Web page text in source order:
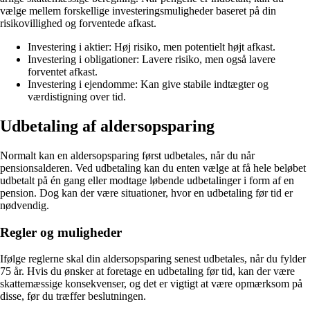
vælge mellem forskellige investeringsmuligheder baseret på din
risikovillighed og forventede afkast.
Investering i aktier: Høj risiko, men potentielt højt afkast.
Investering i obligationer: Lavere risiko, men også lavere
forventet afkast.
Investering i ejendomme: Kan give stabile indtægter og
værdistigning over tid.
Udbetaling af aldersopsparing
Normalt kan en aldersopsparing først udbetales, når du når
pensionsalderen. Ved udbetaling kan du enten vælge at få hele beløbet
udbetalt på én gang eller modtage løbende udbetalinger i form af en
pension. Dog kan der være situationer, hvor en udbetaling før tid er
nødvendig.
Regler og muligheder
Ifølge reglerne skal din aldersopsparing senest udbetales, når du fylder
75 år. Hvis du ønsker at foretage en udbetaling før tid, kan der være
skattemæssige konsekvenser, og det er vigtigt at være opmærksom på
disse, før du træffer beslutningen.